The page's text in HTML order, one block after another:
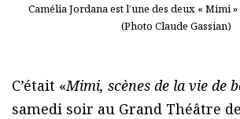
Camélia Jordana est l’une des deux « Mimi
(Photo Claude Gassian)
C’était «Mimi, scènes de la vie de
samedi soir au Grand Théâtre